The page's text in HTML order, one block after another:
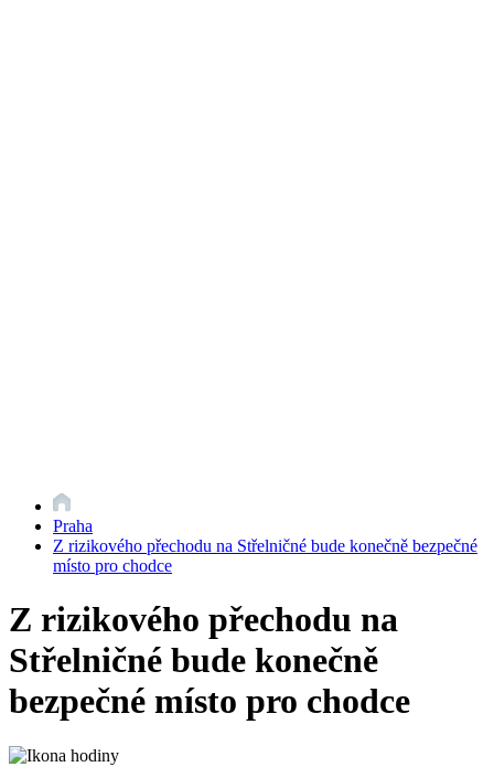
Praha
Z rizikového přechodu na Střelničné bude konečně bezpečné
místo pro chodce
Z rizikového přechodu na
Střelničné bude konečně
bezpečné místo pro chodce